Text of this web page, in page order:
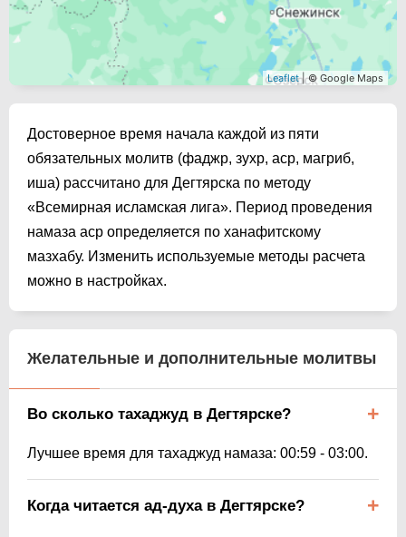
Leaflet| © Google Maps
Достоверное время начала каждой из пяти
обязательных молитв (фаджр, зухр, аср, магриб,
иша) рассчитано для Дегтярска по методу
«Всемирная исламская лига». Период проведения
намаза аср определяется по ханафитскому
мазхабу. Изменить используемые методы расчета
можно в настройках.
Желательные и дополнительные молитвы
Во сколько тахаджуд в Дегтярске?
Лучшее время для тахаджуд намаза: 00:59 - 03:00.
Когда читается ад-духа в Дегтярске?